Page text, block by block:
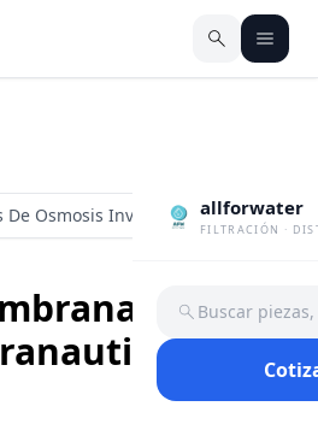
allforwater
FILTRACIÓN ·
Buscar
Osmosis Inversa